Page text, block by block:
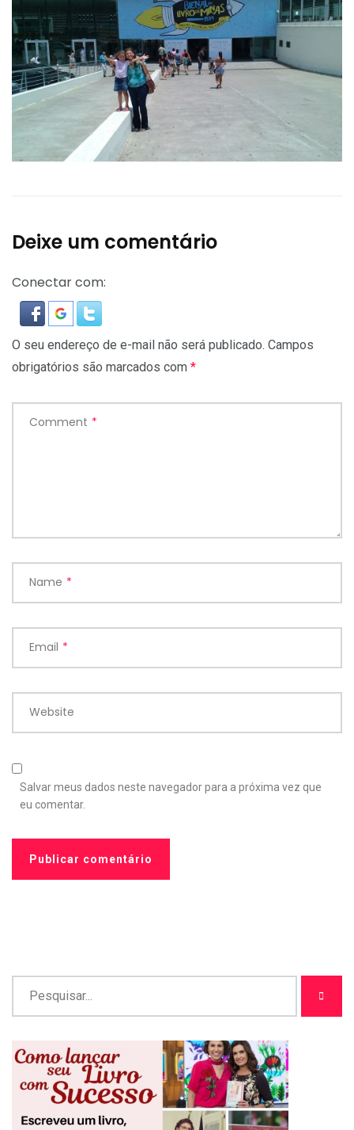
Deixe um comentário
Conectar com:
O seu endereço de e-mail não será publicado. Campos
obrigatórios são marcados com *
Comment *
Name *
Email *
Website
Salvar meus dados neste navegador para a próxima vez que
eu comentar.